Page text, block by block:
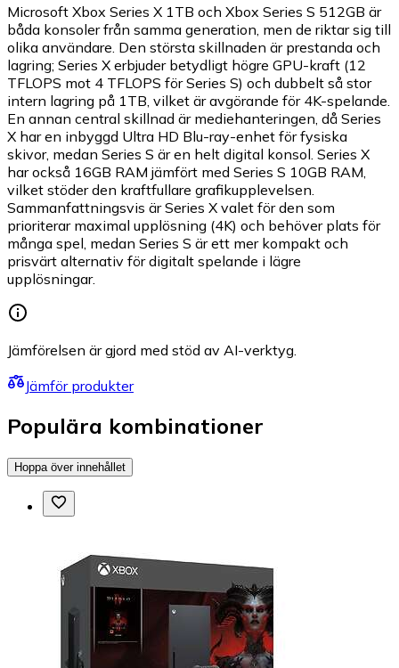
Microsoft Xbox Series X 1TB och Xbox Series S 512GB är
båda konsoler från samma generation, men de riktar sig till
olika användare. Den största skillnaden är prestanda och
lagring; Series X erbjuder betydligt högre GPU-kraft (12
TFLOPS mot 4 TFLOPS för Series S) och dubbelt så stor
intern lagring på 1TB, vilket är avgörande för 4K-spelande.
En annan central skillnad är mediehanteringen, då Series
X har en inbyggd Ultra HD Blu-ray-enhet för fysiska
skivor, medan Series S är en helt digital konsol. Series X
har också 16GB RAM jämfört med Series S 10GB RAM,
vilket stöder den kraftfullare grafikupplevelsen.
Sammanfattningsvis är Series X valet för den som
prioriterar maximal upplösning (4K) och behöver plats för
många spel, medan Series S är ett mer kompakt och
prisvärt alternativ för digitalt spelande i lägre
upplösningar.
Jämförelsen är gjord med stöd av AI-verktyg.
Jämför produkter
Populära kombinationer
Hoppa över innehållet